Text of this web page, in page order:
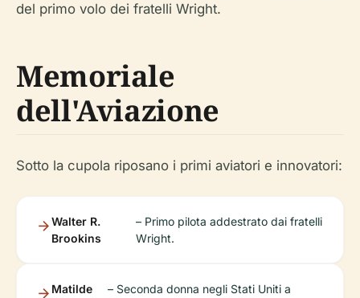
del primo volo dei fratelli Wright.
Memoriale
dell'Aviazione
Sotto la cupola riposano i primi aviatori e innovatori:
Walter R.
Brookins
– Primo pilota addestrato dai fratelli
Wright.
Matilde
– Seconda donna negli Stati Uniti a